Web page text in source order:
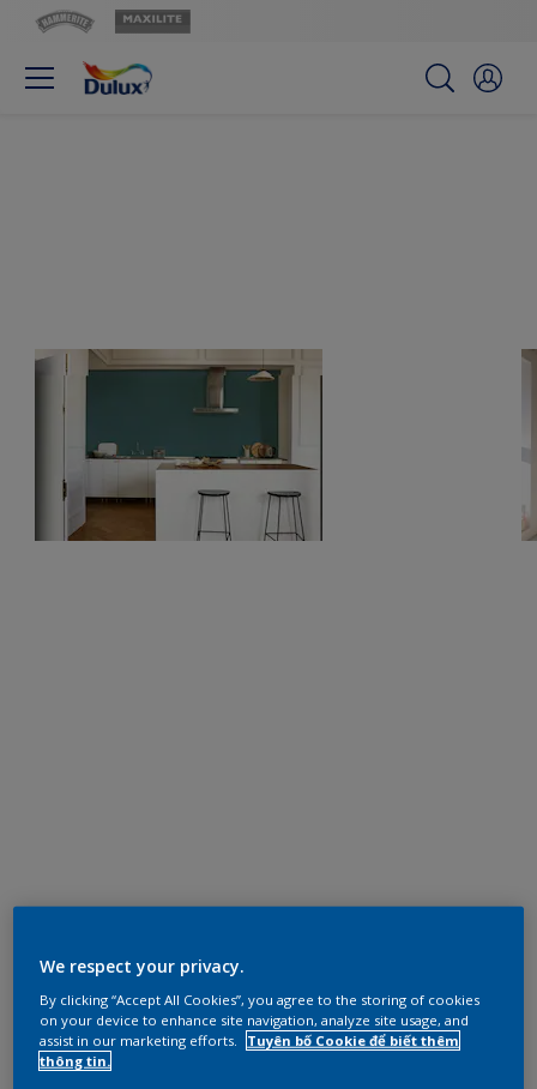
We respect your privacy.
By clicking “Accept All Cookies”, you agree to the storing of cookies
on your device to enhance site navigation, analyze site usage, and
assist in our marketing efforts.
Tuyên bố Cookie để biết thêm
thông tin.